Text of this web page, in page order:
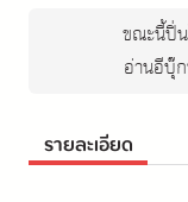
ขณะนี้ปิ่
อ่านอีบุ๊
รายละเอียด